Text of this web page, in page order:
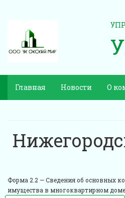
Главная Новости О
Форма 2.2 — Сведения об основных
имущества в многоквартирном доме